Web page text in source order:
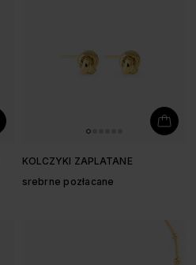
KOLCZYKI ZAPLATANE
srebrne pozłacane